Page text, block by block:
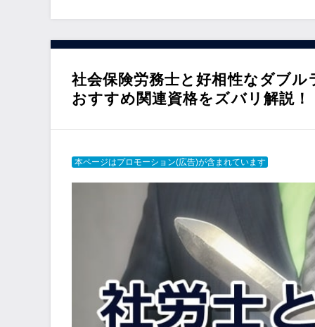
社会保険労務士と好相性なダブ
おすすめ関連資格をズバリ解説！
本ページはプロモーション(広告)が含まれています